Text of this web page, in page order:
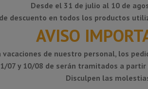
aluminio lacado
sobrepuesto negro sin
adhesivo
Desde el 31 de julio al 10 de
descuento en todos los productos
AVISO
vacaciones de nuestro personal, los
07 y 10/08 de serán tramitados a
Disculpen las